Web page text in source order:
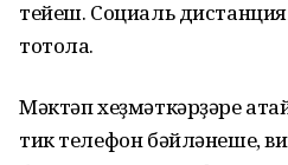
тейеш. Социаль
тотола.
Мәктәп хеҙмәткәрҙәре
тик телефон бәйләнеше,